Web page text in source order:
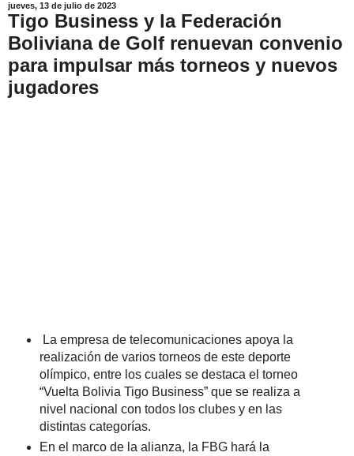
jueves, 13 de julio de 2023
Tigo Business y la Federación
Boliviana de Golf renuevan convenio
para impulsar más torneos y nuevos
jugadores
La empresa de telecomunicaciones apoya la
realización de varios torneos de este deporte
olímpico, entre los cuales se destaca el torneo
“Vuelta Bolivia Tigo Business” que se realiza a
nivel nacional con todos los clubes y en las
distintas categorías.
En el marco de la alianza, la FBG hará la